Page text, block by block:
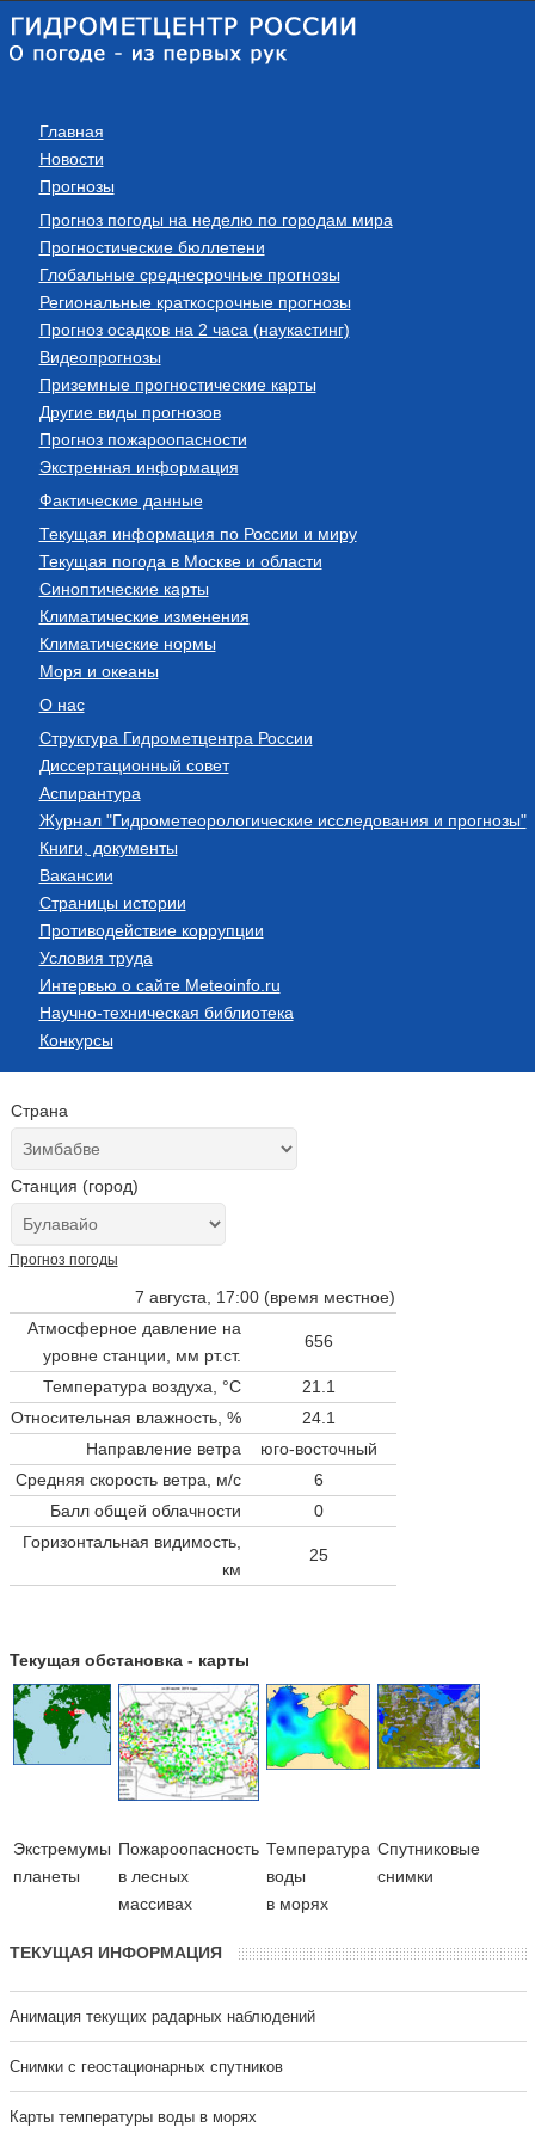
Главная
Новости
Прогнозы
Прогноз погоды на неделю по городам мира
Прогностические бюллетени
Глобальные среднесрочные прогнозы
Региональные краткосрочные прогнозы
Прогноз осадков на 2 часа (наукастинг)
Видеопрогнозы
Приземные прогностические карты
Другие виды прогнозов
Прогноз пожароопасности
Экстренная информация
Фактические данные
Текущая информация по России и миру
Текущая погода в Москве и области
Синоптические карты
Климатические изменения
Климатические нормы
Моря и океаны
О нас
Структура Гидрометцентра России
Диссертационный совет
Аспирантура
Журнал "Гидрометеорологические исследования и прогнозы"
Книги, документы
Вакансии
Страницы истории
Противодействие коррупции
Условия труда
Интервью о сайте Meteoinfo.ru
Научно-техническая библиотека
Конкурсы
Страна
Станция (город)
Прогноз погоды
7 августа, 17:00 (время местное)
Атмосферное давление на
уровне станции, мм рт.ст.
656
Температура воздуха, °C
21.1
Относительная влажность, %
24.1
Направление ветра
юго-восточный
Средняя скорость ветра, м/с
6
Балл общей облачности
0
Горизонтальная видимость,
км
25
Текущая обстановка - карты
Экстремумы
планеты
Пожароопасность
в лесных
массивах
Температура
воды
в морях
Cпутниковые
снимки
ТЕКУЩАЯ ИНФОРМАЦИЯ
Анимация текущих радарных наблюдений
Cнимки с геостационарных спутников
Карты температуры воды в морях